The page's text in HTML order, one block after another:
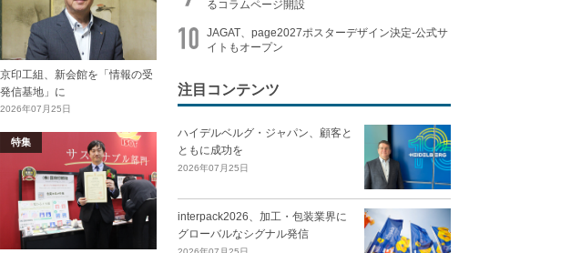
京印工組、新会館を「情報の受
発信基地」に
2026年07月25日
特集
るコラムページ開設
JAGAT、page2027ポスターデザイン決定-公式サ
イトもオープン
注目コンテンツ
ハイデルベルグ・ジャパン、顧客と
ともに成功を
2026年07月25日
interpack2026、加工・包装業界に
グローバルなシグナル発信